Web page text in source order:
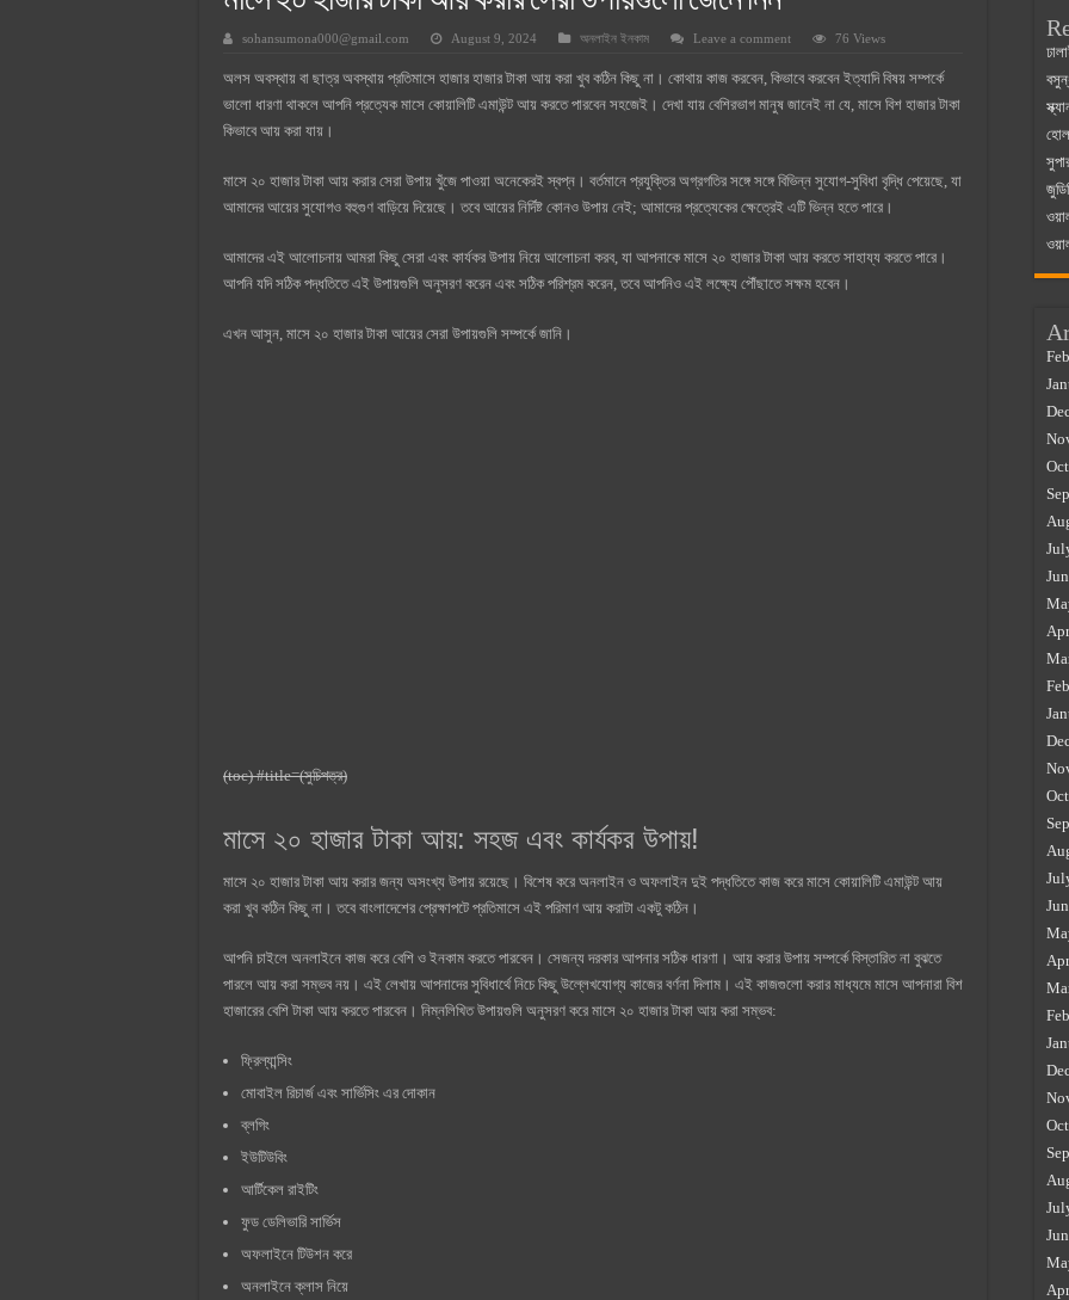
সুপারক্রিট সিমেন্ট দাম ২০২৫
জুডিশিয়াল ম্যাজিস্ট্রেট কি? জুডিশিয়াল ম্যাজিস্ট্রেট এর সুযোগ সুবিধা
ওয়ালটন মোবাইল কিস্তিতে কেনার নিয়ম ২০২৫
জেনে নিন, বর্তমানে মোবাইল ঘড়ি দাম কত ২০২৫
sohansumona000@gmail.com August 9, 2024 অনলাইন ইনকাম Leave a comment 76 Views
অলস অবস্থায় বা ছাত্র অবস্থায় প্রতিমাসে হাজার হাজার টাকা আয় করা খুব কঠিন কিছু না। কোথায় কাজ করবেন, কিভাবে করবেন ইত্যাদি বিষয় সম্পর্কে
ভালো ধারণা থাকলে আপনি প্রত্যেক মাসে কোয়ালিটি এমাউন্ট আয় করতে পারবেন সহজেই। দেখা যায় বেশিরভাগ মানুষ জানেই না যে, মাসে বিশ হাজার টাকা
কিভাবে আয় করা যায়।
মাসে ২০ হাজার টাকা আয় করার সেরা উপায় খুঁজে পাওয়া অনেকেরই স্বপ্ন। বর্তমানে প্রযুক্তির অগ্রগতির সঙ্গে সঙ্গে বিভিন্ন সুযোগ-সুবিধা বৃদ্ধি পেয়েছে, যা
আমাদের আয়ের সুযোগও বহুগুণ বাড়িয়ে দিয়েছে। তবে আয়ের নির্দিষ্ট কোনও উপায় নেই; আমাদের প্রত্যেকের ক্ষেত্রেই এটি ভিন্ন হতে পারে।
আমাদের এই আলোচনায় আমরা কিছু সেরা এবং কার্যকর উপায় নিয়ে আলোচনা করব, যা আপনাকে মাসে ২০ হাজার টাকা আয় করতে সাহায্য করতে পারে।
আপনি যদি সঠিক পদ্ধতিতে এই উপায়গুলি অনুসরণ করেন এবং সঠিক পরিশ্রম করেন, তবে আপনিও এই লক্ষ্যে পৌঁছাতে সক্ষম হবেন।
এখন আসুন, মাসে ২০ হাজার টাকা আয়ের সেরা উপায়গুলি সম্পর্কে জানি।
(toc) #title=(সুচিপত্র)
মাসে ২০ হাজার টাকা আয়: সহজ এবং কার্যকর উপায়!
মাসে ২০ হাজার টাকা আয় করার জন্য অসংখ্য উপায় রয়েছে। বিশেষ করে অনলাইন ও অফলাইন দুই পদ্ধতিতে কাজ করে মাসে কোয়ালিটি এমাউন্ট আয়
করা খুব কঠিন কিছু না। তবে বাংলাদেশের প্রেক্ষাপটে প্রতিমাসে এই পরিমাণ আয় করাটা একটু কঠিন।
আপনি চাইলে অনলাইনে কাজ করে বেশি ও ইনকাম করতে পারবেন। সেজন্য দরকার আপনার সঠিক ধারণা। আয় করার উপায় সম্পর্কে বিস্তারিত না বুঝতে
পারলে আয় করা সম্ভব নয়। এই লেখায় আপনাদের সুবিধার্থে নিচে কিছু উল্লেখযোগ্য কাজের বর্ণনা দিলাম। এই কাজগুলো করার মাধ্যমে মাসে আপনারা বিশ
হাজারের বেশি টাকা আয় করতে পারবেন। নিম্নলিখিত উপায়গুলি অনুসরণ করে মাসে ২০ হাজার টাকা আয় করা সম্ভব:
ফ্রিল্যান্সিং
মোবাইল রিচার্জ এবং সার্ভিসিং এর দোকান
ব্লগিং
ইউটিউবিং
আর্টিকেল রাইটিং
ফুড ডেলিভারি সার্ভিস
অফলাইনে টিউশন করে
অনলাইনে ক্লাস নিয়ে